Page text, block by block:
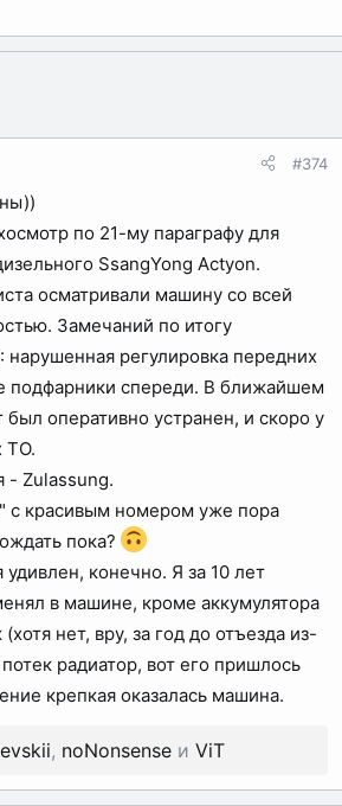
#374
по 21-му параграфу для
SsangYong Actyon.
осматривали машину со всей
Замечаний по итогу
нарушенная регулировка передних
подфарники спереди. В ближайшем
был оперативно устранен, и скоро у
ТО.
- Zulassung.
с красивым номером уже пора
пока?
конечно. Я за 10 лет
в машине, кроме аккумулятора
нет, вру, за год до отъезда из-
радиатор, вот его пришлось
крепкая оказалась машина.
, noNonsense и ViT